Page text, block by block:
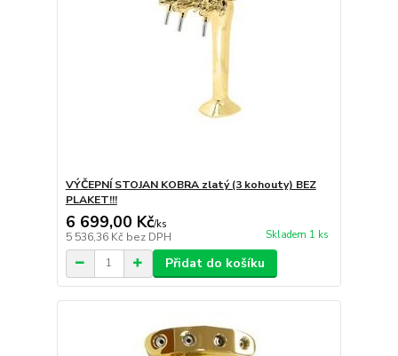
VÝČEPNÍ STOJAN KOBRA zlatý (3 kohouty) BEZ
PLAKET!!!
6 699,00 Kč/ks
5 536,36 Kč bez DPH Skladem 1 ks
Přidat do košíku